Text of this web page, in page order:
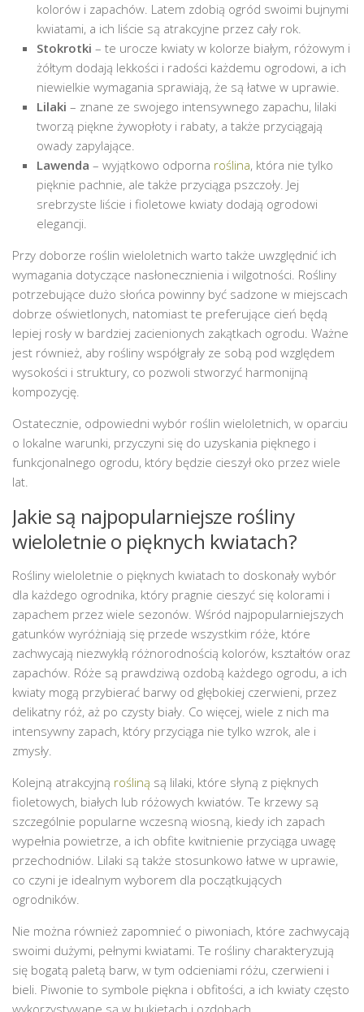
kolorów i zapachów. Latem zdobią ogród swoimi bujnymi
kwiatami, a ich liście są atrakcyjne przez cały rok.
Stokrotki – te urocze kwiaty w kolorze białym, różowym i
żółtym dodają lekkości i radości każdemu ogrodowi, a ich
niewielkie wymagania sprawiają, że są łatwe w uprawie.
Lilaki – znane ze swojego intensywnego zapachu, lilaki
tworzą piękne żywopłoty i rabaty, a także przyciągają
owady zapylające.
Lawenda – wyjątkowo odporna roślina, która nie tylko
pięknie pachnie, ale także przyciąga pszczoły. Jej
srebrzyste liście i fioletowe kwiaty dodają ogrodowi
elegancji.
Przy doborze roślin wieloletnich warto także uwzględnić ich
wymagania dotyczące nasłonecznienia i wilgotności. Rośliny
potrzebujące dużo słońca powinny być sadzone w miejscach
dobrze oświetlonych, natomiast te preferujące cień będą
lepiej rosły w bardziej zacienionych zakątkach ogrodu. Ważne
jest również, aby rośliny współgrały ze sobą pod względem
wysokości i struktury, co pozwoli stworzyć harmonijną
kompozycję.
Ostatecznie, odpowiedni wybór roślin wieloletnich, w oparciu
o lokalne warunki, przyczyni się do uzyskania pięknego i
funkcjonalnego ogrodu, który będzie cieszył oko przez wiele
lat.
Jakie są najpopularniejsze rośliny
wieloletnie o pięknych kwiatach?
Rośliny wieloletnie o pięknych kwiatach to doskonały wybór
dla każdego ogrodnika, który pragnie cieszyć się kolorami i
zapachem przez wiele sezonów. Wśród najpopularniejszych
gatunków wyróżniają się przede wszystkim róże, które
zachwycają niezwykłą różnorodnością kolorów, kształtów oraz
zapachów. Róże są prawdziwą ozdobą każdego ogrodu, a ich
kwiaty mogą przybierać barwy od głębokiej czerwieni, przez
delikatny róż, aż po czysty biały. Co więcej, wiele z nich ma
intensywny zapach, który przyciąga nie tylko wzrok, ale i
zmysły.
Kolejną atrakcyjną rośliną są lilaki, które słyną z pięknych
fioletowych, białych lub różowych kwiatów. Te krzewy są
szczególnie popularne wczesną wiosną, kiedy ich zapach
wypełnia powietrze, a ich obfite kwitnienie przyciąga uwagę
przechodniów. Lilaki są także stosunkowo łatwe w uprawie,
co czyni je idealnym wyborem dla początkujących
ogrodników.
Nie można również zapomnieć o piwoniach, które zachwycają
swoimi dużymi, pełnymi kwiatami. Te rośliny charakteryzują
się bogatą paletą barw, w tym odcieniami różu, czerwieni i
bieli. Piwonie to symbole piękna i obfitości, a ich kwiaty często